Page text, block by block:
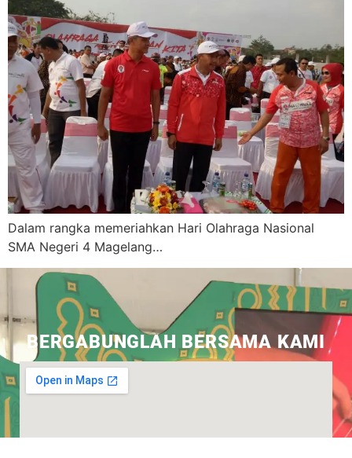
Dalam rangka memeriahkan Hari Olahraga Nasional
SMA Negeri 4 Magelang…
BERGABUNGLAH BERSAMA KAMI